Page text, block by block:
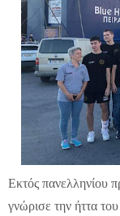
Εκτός πανελληνίου
γνώρισε την ήττα